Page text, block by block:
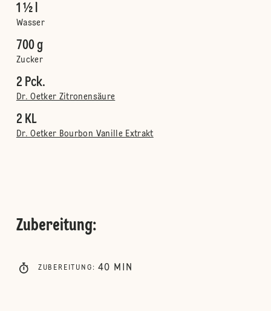
1 ½ l
Wasser
700 g
Zucker
2 Pck.
Dr. Oetker Zitronensäure
2 KL
Dr. Oetker Bourbon Vanille Extrakt
Zubereitung:
ZUBEREITUNG : 40 MIN